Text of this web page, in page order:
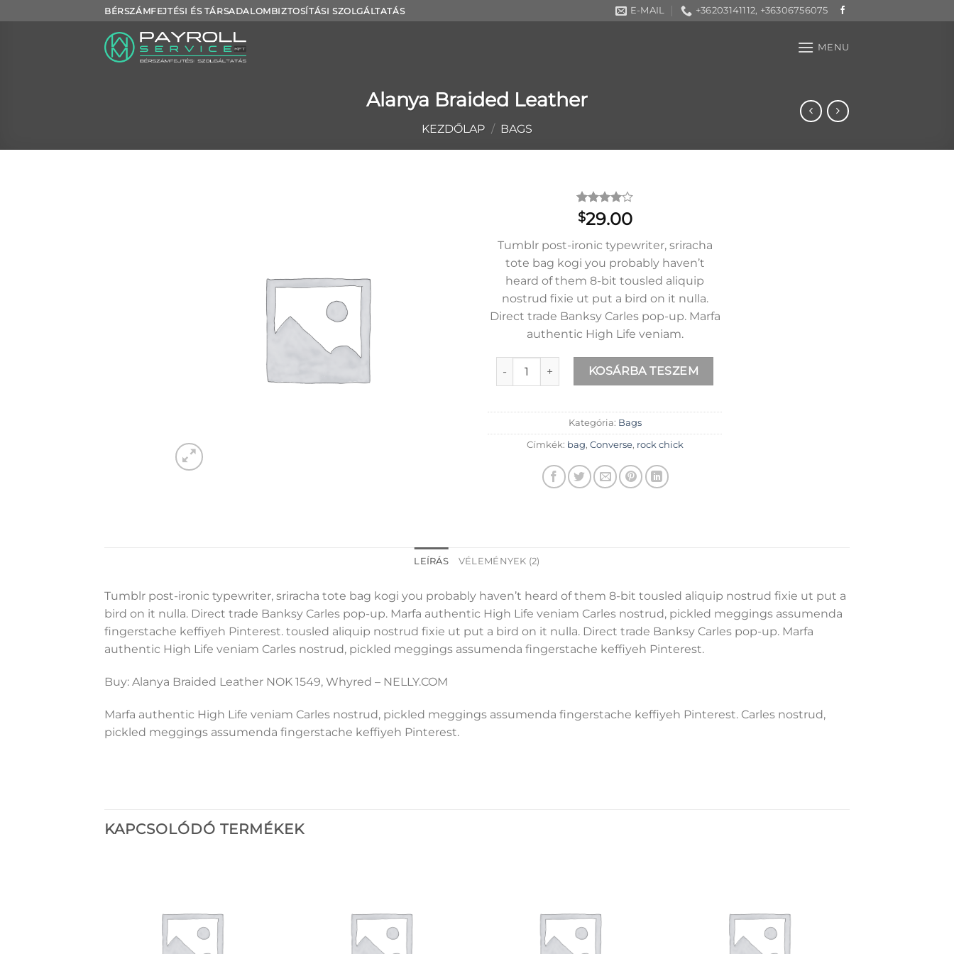
to
BÉRSZÁMFEJTÉSI ÉS TÁRSADALOMBIZTOSÍTÁSI SZOLGÁLTATÁS E-MAIL +36203141112, +36306756075
MENU
Alanya Braided Leather
KEZDŐLAP / BAGS
Értékelés
4.00az
2
értékelés
alapján
$29.00
Tumblr post-ironic typewriter, sriracha
tote bag kogi you probably haven’t
heard of them 8-bit tousled aliquip
nostrud fixie ut put a bird on it nulla.
Direct trade Banksy Carles pop-up. Marfa
authentic High Life veniam.
Alanya Braided Leather mennyiség
KOSÁRBA TESZEM
Kategória: Bags
Címkék: bag, Converse, rock chick
LEÍRÁS VÉLEMÉNYEK (2)
Tumblr post-ironic typewriter, sriracha tote bag kogi you probably haven’t heard of them 8-bit tousled aliquip nostrud fixie ut put a
bird on it nulla. Direct trade Banksy Carles pop-up. Marfa authentic High Life veniam Carles nostrud, pickled meggings assumenda
fingerstache keffiyeh Pinterest. tousled aliquip nostrud fixie ut put a bird on it nulla. Direct trade Banksy Carles pop-up. Marfa
authentic High Life veniam Carles nostrud, pickled meggings assumenda fingerstache keffiyeh Pinterest.
Buy: Alanya Braided Leather NOK 1549, Whyred – NELLY.COM
Marfa authentic High Life veniam Carles nostrud, pickled meggings assumenda fingerstache keffiyeh Pinterest. Carles nostrud,
pickled meggings assumenda fingerstache keffiyeh Pinterest.
KAPCSOLÓDÓ TERMÉKEK